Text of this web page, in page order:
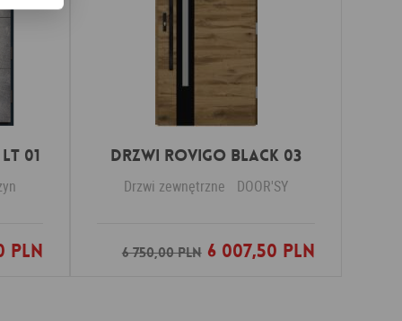
01
PLN
DRZWI ROVIGO BLACK 03
Drzwi zewnętrzne DOOR'SY
6 750,00 PLN6 007,50 PLN
Dodaj do ulubionych